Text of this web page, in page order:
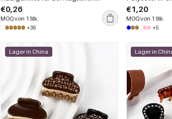
Gebrauch
€0,26
MOQ von 1 Stk.
+36
Strasssteinen
Gebrauch
€1,20
MOQ von 1 Stk.
+5
Lager in China Lager in